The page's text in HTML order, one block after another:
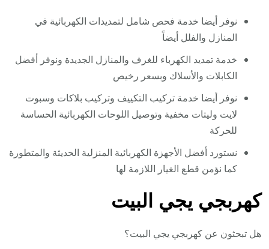
نوفر أيضا خدمة فحص شامل لتمديدات الكهربائية في
المنازل والفلل أيضاً
خدمة تمديد الكهرباء للغرف والمنازل الجديدة ونوفر أفضل
الكابلات والأسلاك وبسعر رخيص
نوفر أيضا خدمة تركيب التكييف وتركيب بلاكات وسبوت
لايت وليتات مخفية وتوصيل اللوحات الكهربائية الحساسة
للحركة
نستورد أفضل الأجهزة الكهربائية المنزلية الحديثة والمتطورة
كما نؤمن قطع الغيار اللازمة لها
كهربجي يجي البيت
هل تبحثون عن كهربجي يجي البيت؟